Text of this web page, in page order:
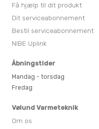
Få hjælp til dit produkt
Dit serviceabonnement
Bestil serviceabonnement
NIBE Uplink
Åbningstider
Mandag - torsdag
Fredag
Vølund Varmeteknik
Om os